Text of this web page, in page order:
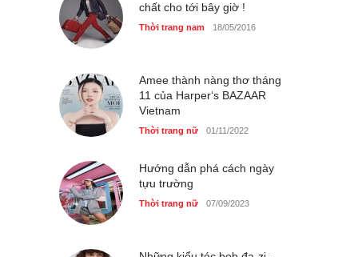
Thời trang nữ 14/10/2025
Bí quyết giữ gìn vóc dáng
của diễn viên Khánh Huyền
Phong cách thời trang của
chất cho tới bây giờ !
Thời trang nam 18/05/2016
Amee thành nàng thơ tháng
11 của Harper‘s BAZAAR
Vietnam
Thời trang nữ 01/11/2022
Hướng dẫn phá cách ngày
tựu trường
Thời trang nữ 07/09/2023